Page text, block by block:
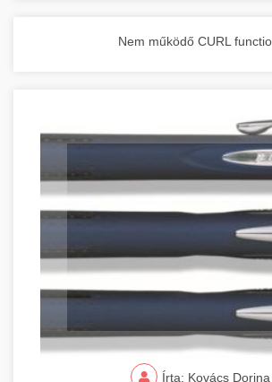
Nem működő CURL
Írta: Kovács Dorina